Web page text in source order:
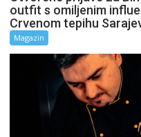
outfit s omiljenim
Crvenom tepihu
Magazin